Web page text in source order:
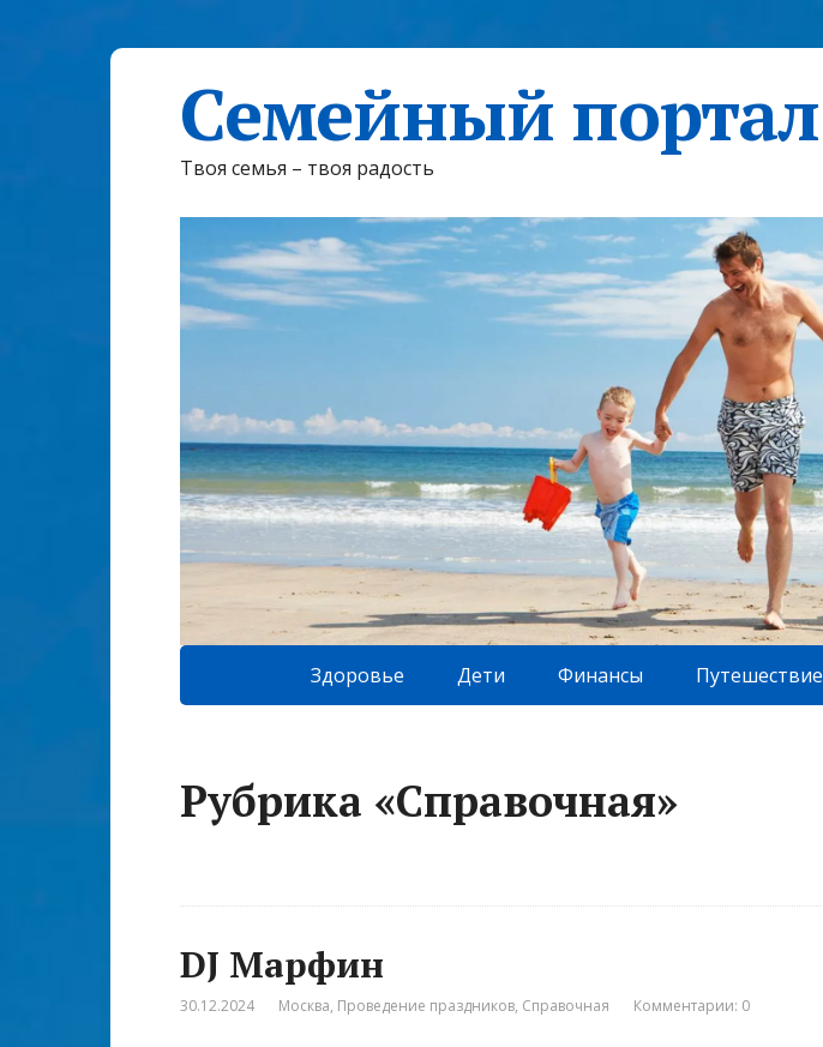
Семейный портал
Твоя семья – твоя радость
Здоровье Дети Финансы Путешествие
Рубрика «Справочная»
DJ Марфин
30.12.2024 Москва, Проведение праздников, Справочная Комментарии: 0